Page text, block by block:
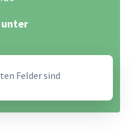
unter
Felder sind